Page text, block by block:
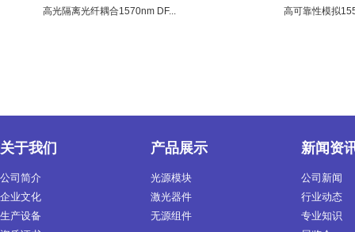
高光隔离光纤耦合1570nm DF... 高可靠性模拟
关于我们
公司简介
企业文化
生产设备
产品展示
光源模块
激光器件
无源组件
新闻资
公司新闻
行业动态
专业知识